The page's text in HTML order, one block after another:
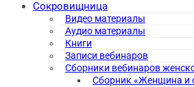
Сокровищница
Видео материалы
Аудио материалы
Книги
Записи вебинаров
Сборники вебинаров
Сборник «Женщина и